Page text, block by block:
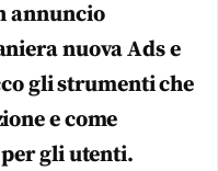
annuncio
nuova Ads e
gli strumenti che
e come
per gli utenti.